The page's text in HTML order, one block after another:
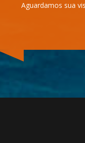
Aguardamos sua